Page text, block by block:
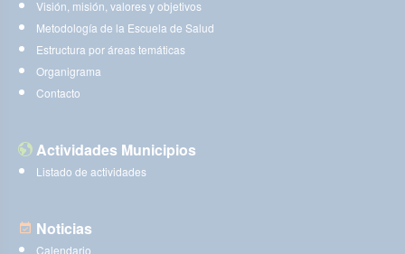
Visión, misión, valores y objetivos
Metodología de la Escuela de Salud
Estructura por áreas temáticas
Organigrama
Contacto
Actividades Municipios
Listado de actividades
Noticias
Calendario